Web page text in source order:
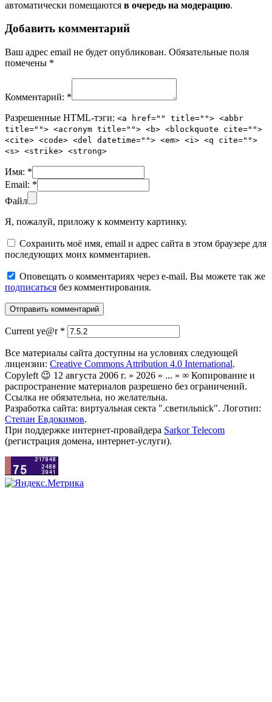
автоматически помещаются в очередь на модерацию.
Добавить комментарий
Ваш адрес email не будет опубликован. Обязательные поля
помечены *
Комментарий: *
Разрешенные HTML-тэги: <a href="" title=""> <abbr
title=""> <acronym title=""> <b> <blockquote cite="">
<cite> <code> <del datetime=""> <em> <i> <q cite="">
<s> <strike> <strong>
Имя: *
Email: *
Файл
Я, пожалуй, приложу к комменту картинку.
Сохранить моё имя, email и адрес сайта в этом браузере для
последующих моих комментариев.
Оповещать о комментариях через e-mail. Вы можете так же
подписаться без комментирования.
Current ye@r *
Все материалы сайта доступны на условиях следующей
лицензии: Creative Commons Attribution 4.0 International.
Copyleft 😉 12 августа 2006 г. » 2026 » ... » ∞ Копирование и
распространение материалов разрешено без ограничений.
Ссылка не обязательна, но желательна.
Разработка сайта: виртуальная секта ".светильnick". Логотип:
Степан Евдокимов.
При поддержке интернет-провайдера Sarkor Telecom
(регистрация домена, интернет-услуги).